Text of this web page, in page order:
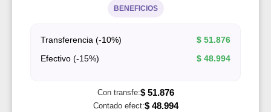
BENEFICIOS
Transferencia (-10%) $ 51.876
Efectivo (-15%)
$ 48.994
Con transfe:$51.876
Contado efect:$48.994